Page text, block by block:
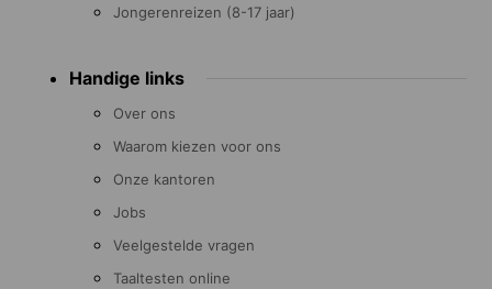
Jongerenreizen (8-17 jaar)
Handige links
Over ons
Waarom kiezen voor ons
Onze kantoren
Jobs
Veelgestelde vragen
Taaltesten online